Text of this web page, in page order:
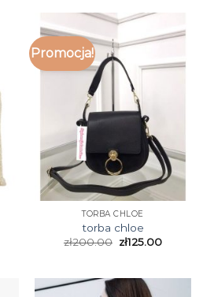
Promocja!
TORBA CHLOE
torba chloe
zł200.00 zł125.00